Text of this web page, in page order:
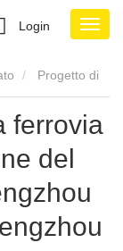
Login
terzo anello
ferrovia
del